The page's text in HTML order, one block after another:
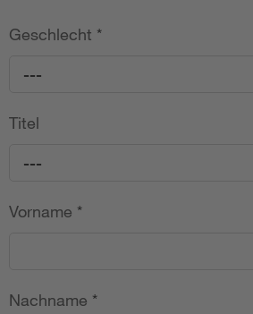
Geschlecht *
---
Titel
---
Vorname *
Nachname *